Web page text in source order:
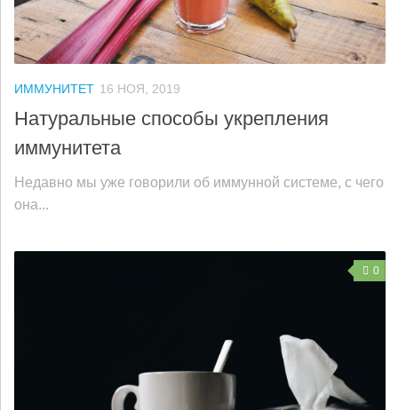
ИММУНИТЕТ 16 НОЯ, 2019
Натуральные способы укрепления
иммунитета
Недавно мы уже говорили об иммунной системе, с чего
она...
0